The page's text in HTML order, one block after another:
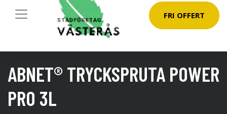
FRI OFFERT
ABNET® TRYCKSPRUTA POWER
PRO 3L